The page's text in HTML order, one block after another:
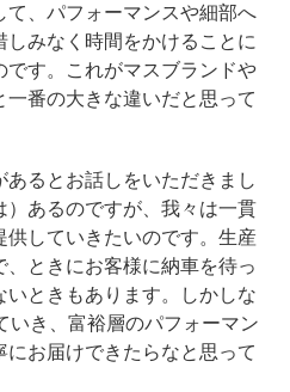
て、パフォーマンスや細部へ
みなく時間をかけることに
です。これがマスブランドや
番の大きな違いだと思って
るとお話しをいただきまし
）あるのですが、我々は一貫
供していきたいのです。生産
ときにお客様に納車を待っ
ときもあります。しかしな
いき、富裕層のパフォーマン
お届けできたらなと思って